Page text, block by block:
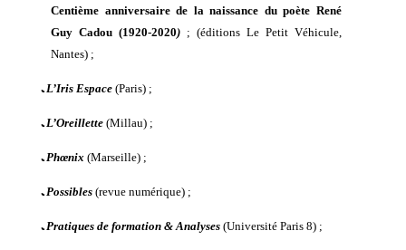
Centième anniversaire de la naissance du poète René
Guy Cadou (1920-2020) ; (éditions Le Petit Véhicule,
Nantes) ;
ﹳ L’Iris Espace (Paris) ;
ﹳ L’Oreillette(Millau) ;
ﹳ Phœnix (Marseille) ;
ﹳ Possibles(revue numérique) ;
ﹳ Pratiques de formation & Analyses (Université Paris 8) ;